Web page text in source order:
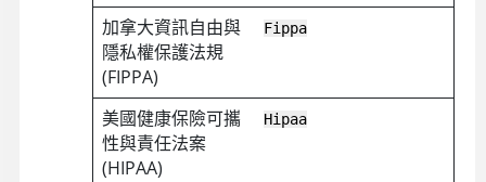
加拿大資訊自由與
隱私權保護法規
(FIPPA)
Fippa
美國健康保險可攜
性與責任法案
(HIPAA)
Hipaa